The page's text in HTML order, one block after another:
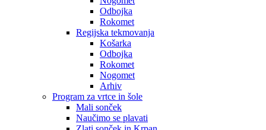
Odbojka
Rokomet
Regijska tekmovanja
Košarka
Odbojka
Rokomet
Nogomet
Arhiv
Program za vrtce in šole
Mali sonček
Naučimo se plavati